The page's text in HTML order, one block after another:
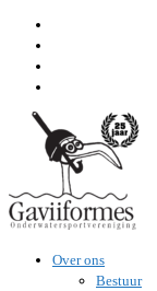
inhoud
Over ons
Bestuur